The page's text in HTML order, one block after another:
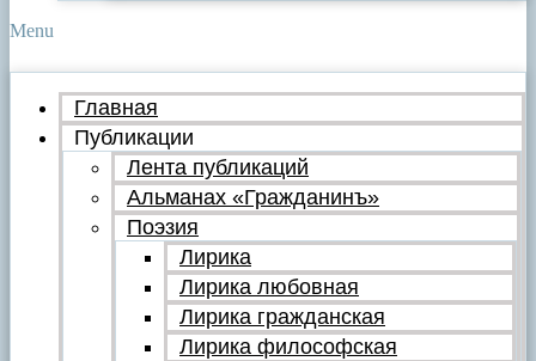
Menu
Главная
Публикации
Лента публикаций
Альманах «Гражданинъ»
Поэзия
Лирика
Лирика любовная
Лирика гражданская
Лирика философская